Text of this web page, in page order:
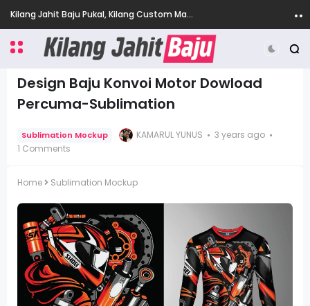
Kilang Jahit Baju Pukal, Kilang Custom Made Baju di Ampang
Design Baju Konvoi Motor Dowload
Percuma-Sublimation
Sublimation Mockup KAMARUL YUNUS
3 years ago
1 Comments
Home Sublimation Mockup